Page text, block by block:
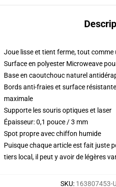
Joue lisse et tient ferme, tout
Surface en polyester Microweave
Base en caoutchouc naturel
Bords anti-fraies et surface
maximale
Supporte les souris optiques et laser
Épaisseur: 0,1 pouce / 3 mm
Spot propre avec chiffon humide
Puisque chaque article est fait juste
tiers local, il peut y avoir de légères
SKU: 163807453-